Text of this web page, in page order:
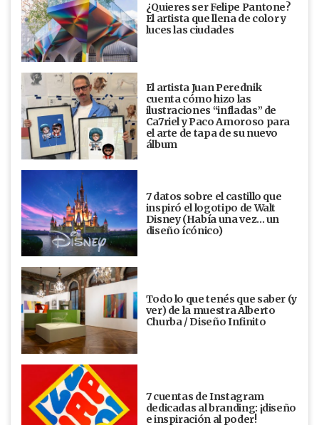
¿Quieres ser Felipe Pantone?
El artista que llena de color y
luces las ciudades
El artista Juan Perednik
cuenta cómo hizo las
ilustraciones “infladas” de
Ca7riel y Paco Amoroso para
el arte de tapa de su nuevo
álbum
7 datos sobre el castillo que
inspiró el logotipo de Walt
Disney (Había una vez... un
diseño ícónico)
Todo lo que tenés que saber (y
ver) de la muestra Alberto
Churba / Diseño Infinito
7 cuentas de Instagram
dedicadas al branding: ¡diseño
e inspiración al poder!